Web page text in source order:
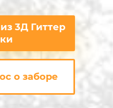
3Д Гиттер
о заборе